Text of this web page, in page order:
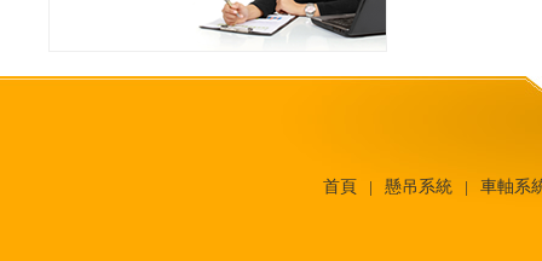
首頁 懸吊系統 車軸系